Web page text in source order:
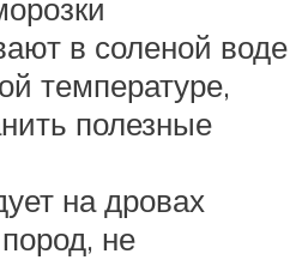
в соленой воде
температуре,
полезные
на дровах
не